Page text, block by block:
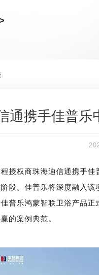
通携手佳普乐
授权商珠海迪信通携手
段。佳普乐将深度融入
普乐鸿蒙智联卫浴产品
的案例典范。